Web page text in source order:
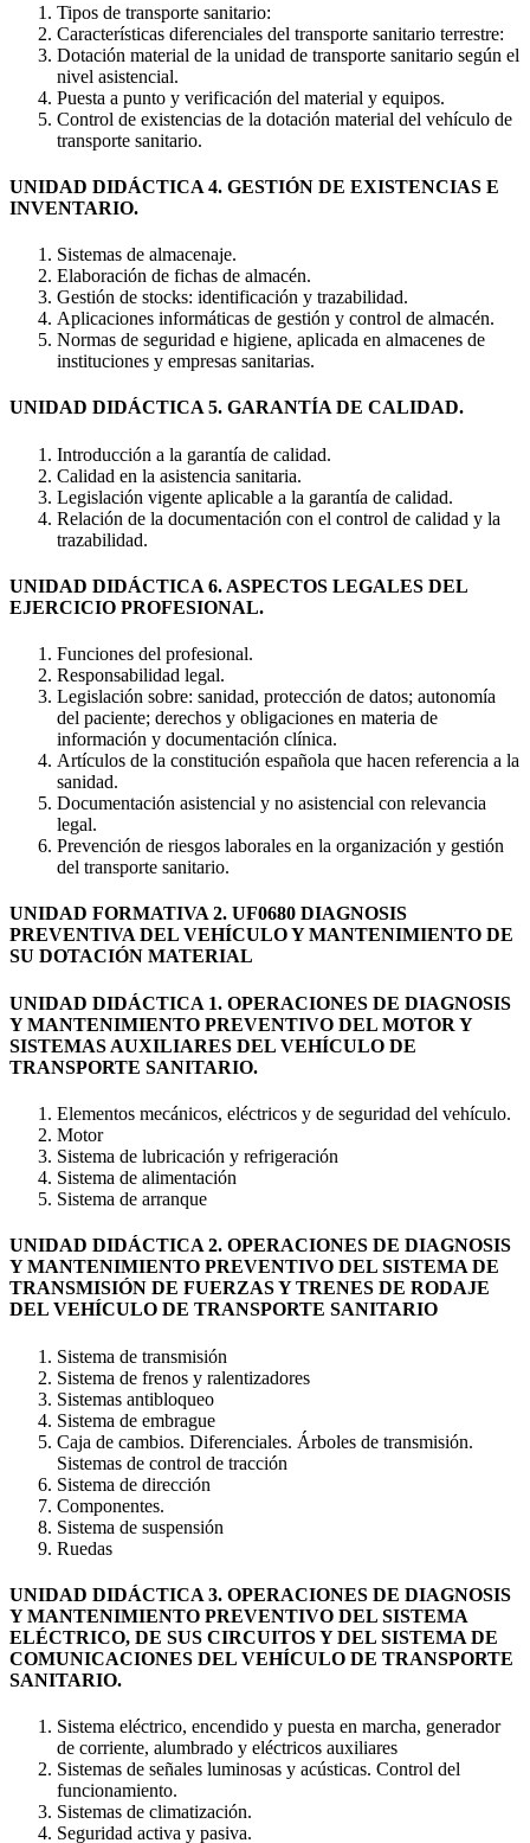
Tipos de transporte sanitario:
Características diferenciales del transporte sanitario terrestre:
Dotación material de la unidad de transporte sanitario según el
nivel asistencial.
Puesta a punto y verificación del material y equipos.
Control de existencias de la dotación material del vehículo de
transporte sanitario.
UNIDAD DIDÁCTICA 4. GESTIÓN DE EXISTENCIAS E
INVENTARIO.
Sistemas de almacenaje.
Elaboración de fichas de almacén.
Gestión de stocks: identificación y trazabilidad.
Aplicaciones informáticas de gestión y control de almacén.
Normas de seguridad e higiene, aplicada en almacenes de
instituciones y empresas sanitarias.
UNIDAD DIDÁCTICA 5. GARANTÍA DE CALIDAD.
Introducción a la garantía de calidad.
Calidad en la asistencia sanitaria.
Legislación vigente aplicable a la garantía de calidad.
Relación de la documentación con el control de calidad y la
trazabilidad.
UNIDAD DIDÁCTICA 6. ASPECTOS LEGALES DEL
EJERCICIO PROFESIONAL.
Funciones del profesional.
Responsabilidad legal.
Legislación sobre: sanidad, protección de datos; autonomía
del paciente; derechos y obligaciones en materia de
información y documentación clínica.
Artículos de la constitución española que hacen referencia a la
sanidad.
Documentación asistencial y no asistencial con relevancia
legal.
Prevención de riesgos laborales en la organización y gestión
del transporte sanitario.
UNIDAD FORMATIVA 2. UF0680 DIAGNOSIS
PREVENTIVA DEL VEHÍCULO Y MANTENIMIENTO DE
SU DOTACIÓN MATERIAL
UNIDAD DIDÁCTICA 1. OPERACIONES DE DIAGNOSIS
Y MANTENIMIENTO PREVENTIVO DEL MOTOR Y
SISTEMAS AUXILIARES DEL VEHÍCULO DE
TRANSPORTE SANITARIO.
Elementos mecánicos, eléctricos y de seguridad del vehículo.
Motor
Sistema de lubricación y refrigeración
Sistema de alimentación
Sistema de arranque
UNIDAD DIDÁCTICA 2. OPERACIONES DE DIAGNOSIS
Y MANTENIMIENTO PREVENTIVO DEL SISTEMA DE
TRANSMISIÓN DE FUERZAS Y TRENES DE RODAJE
DEL VEHÍCULO DE TRANSPORTE SANITARIO
Sistema de transmisión
Sistema de frenos y ralentizadores
Sistemas antibloqueo
Sistema de embrague
Caja de cambios. Diferenciales. Árboles de transmisión.
Sistemas de control de tracción
Sistema de dirección
Componentes.
Sistema de suspensión
Ruedas
UNIDAD DIDÁCTICA 3. OPERACIONES DE DIAGNOSIS
Y MANTENIMIENTO PREVENTIVO DEL SISTEMA
ELÉCTRICO, DE SUS CIRCUITOS Y DEL SISTEMA DE
COMUNICACIONES DEL VEHÍCULO DE TRANSPORTE
SANITARIO.
Sistema eléctrico, encendido y puesta en marcha, generador
de corriente, alumbrado y eléctricos auxiliares
Sistemas de señales luminosas y acústicas. Control del
funcionamiento.
Sistemas de climatización.
Seguridad activa y pasiva.